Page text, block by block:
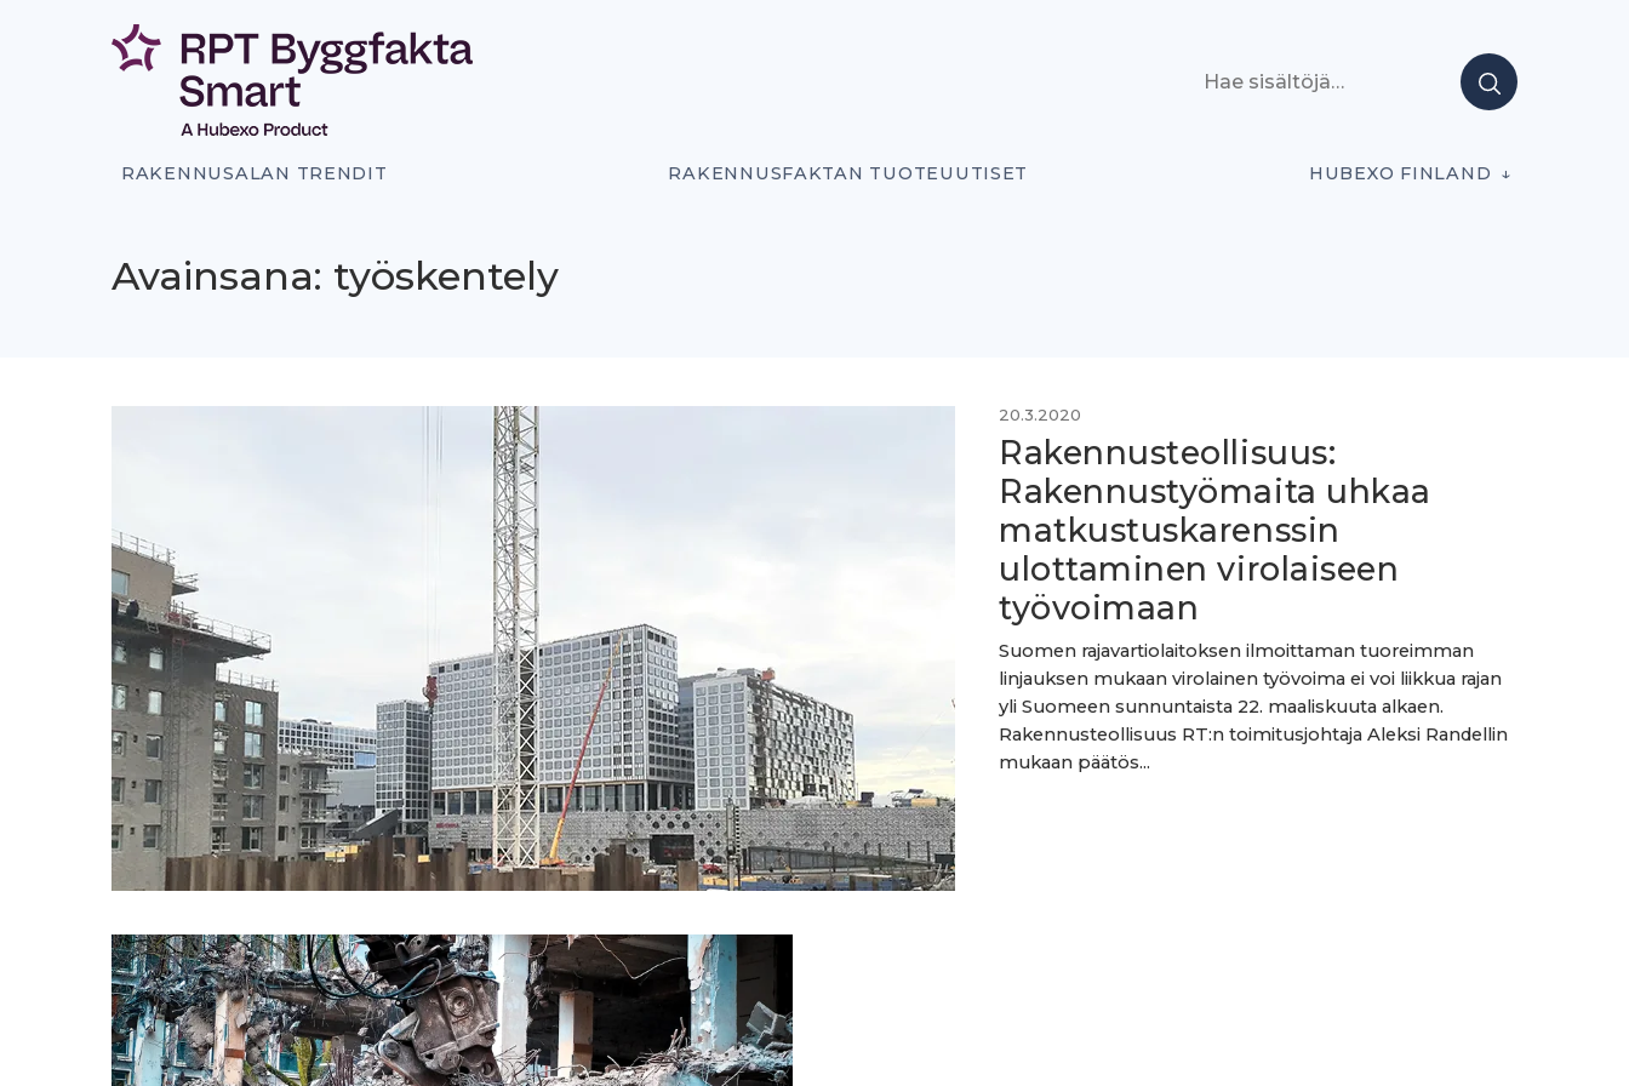
RAKENNUSALAN TRENDIT RAKENNUSFAKTAN TUOTEUUTISET HUBEXO FINLAND
Avainsana: työskentely
20.3.2020
Rakennusteollisuus:
Rakennustyömaita uhkaa
matkustuskarenssin
ulottaminen virolaiseen
työvoimaan
Suomen rajavartiolaitoksen ilmoittaman tuoreimman
linjauksen mukaan virolainen työvoima ei voi liikkua rajan
yli Suomeen sunnuntaista 22. maaliskuuta alkaen.
Rakennusteollisuus RT:n toimitusjohtaja Aleksi Randellin
mukaan päätös...